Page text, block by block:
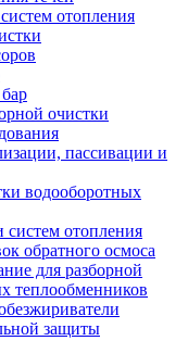
отопления
очистки
пассивации и
водооборотных
систем отопления
обратного осмоса
для разборной
теплообменников
защиты